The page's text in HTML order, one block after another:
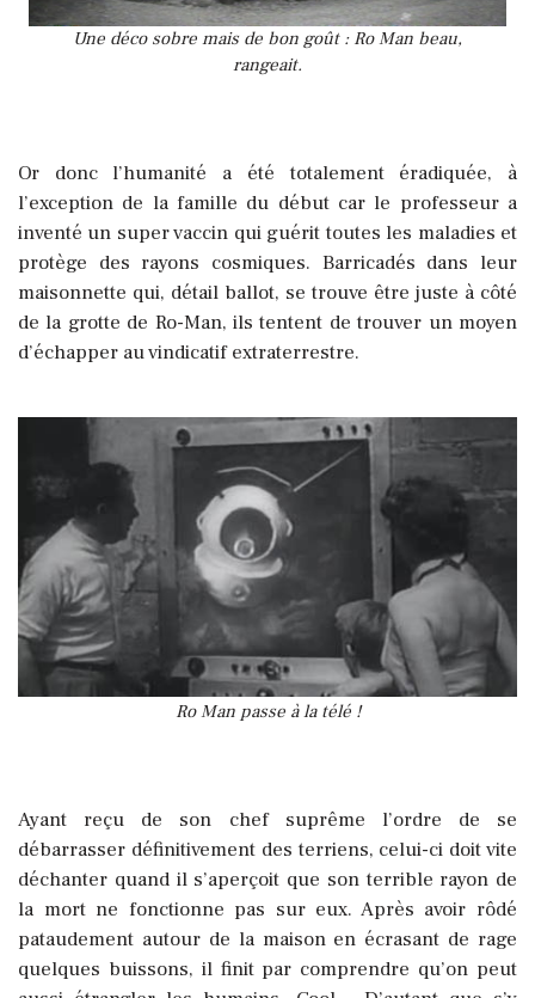
Une déco sobre mais de bon goût : Ro Man beau,
rangeait.
Or donc l’humanité a été totalement éradiquée, à
l’exception de la famille du début car le professeur a
inventé un super vaccin qui guérit toutes les maladies et
protège des rayons cosmiques. Barricadés dans leur
maisonnette qui, détail ballot, se trouve être juste à côté
de la grotte de Ro-Man, ils tentent de trouver un moyen
d’échapper au vindicatif extraterrestre.
Ro Man passe à la télé !
Ayant reçu de son chef suprême l’ordre de se
débarrasser définitivement des terriens, celui-ci doit vite
déchanter quand il s’aperçoit que son terrible rayon de
la mort ne fonctionne pas sur eux. Après avoir rôdé
pataudement autour de la maison en écrasant de rage
quelques buissons, il finit par comprendre qu’on peut